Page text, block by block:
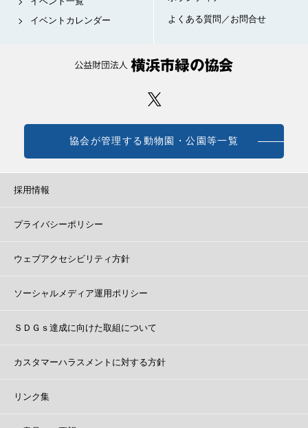
イベントカレンダー
よくある質問／お問合せ
協会が管理する動物園・公園等一覧
採用情報
プライバシーポリシー
ウェブアクセシビリティ方針
ソーシャルメディア運用ポリシー
ＳＤＧｓ達成に向けた取組について
カスタマーハラスメントに対する方針
リンク集